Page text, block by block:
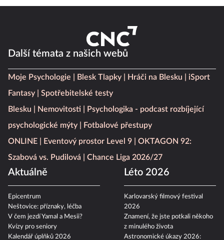
Další témata z našich webů
Moje Psychologie Blesk Tlapky Hráči na Blesku
iSport
Fantasy
Spotřebitelské testy
Blesku
Nemovitosti
Psychologika - podcast rozbíjející
psychologické mýty
Fotbalové přestupy
ONLINE
Eventový prostor Level 9
OKTAGON 92:
Szabová vs. Pudilová
Chance Liga 2026/27
Aktuálně
Epicentrum
Neštovice: příznaky, léčba
V čem jezdí Yamal a Mesii?
Kvízy pro seniory
Kalendář úplňků 2026
Léto 2026
Karlovarský filmový festival
2026
Znamení, že jste potkali někoho
z minulého života
Astronomické úkazy 2026: